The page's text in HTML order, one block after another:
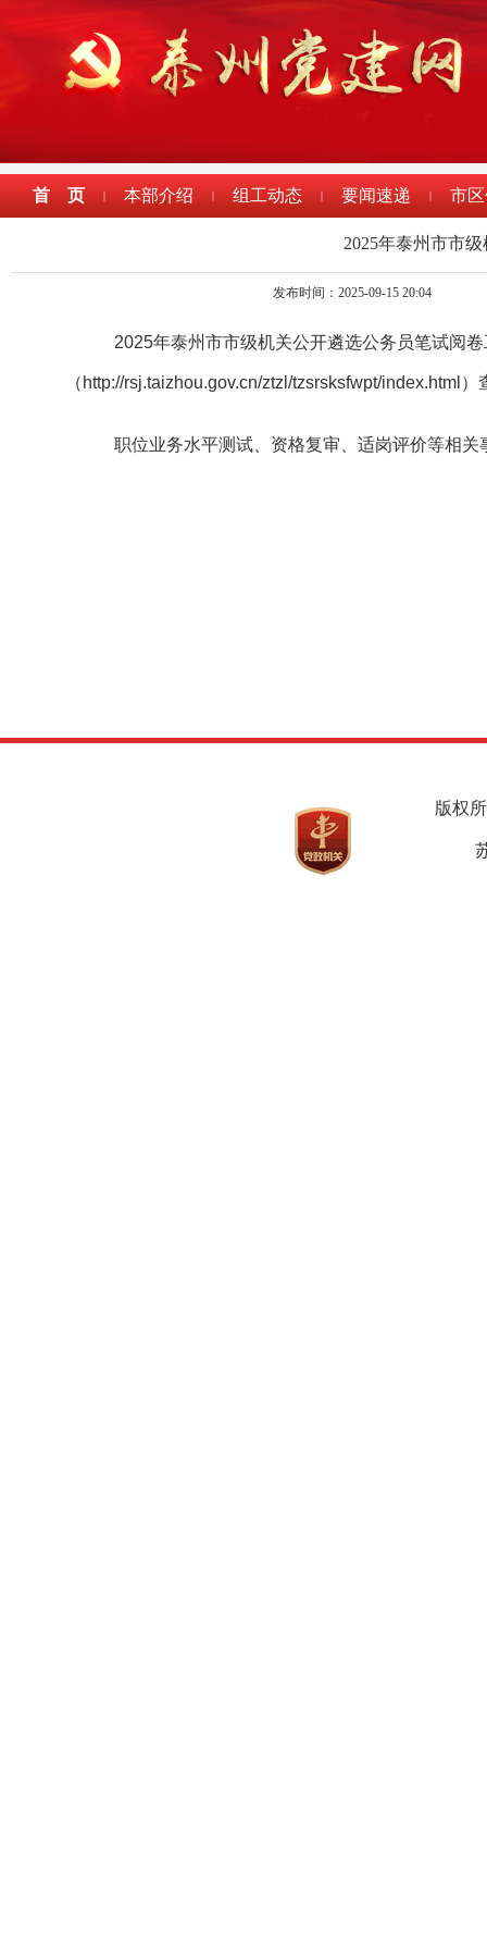
首 页 | 本部介绍 | 组工动态 | 要闻速递 | 市
2025年泰州市市
发布时间：2025-09-15 20:04
2025年泰州市市级机关公开遴选公务员笔试阅
（http://rsj.taizhou.gov.cn/ztzl/tzsrsksfwpt/index.html
职位业务水平测试、资格复审、适岗评价等相
版权